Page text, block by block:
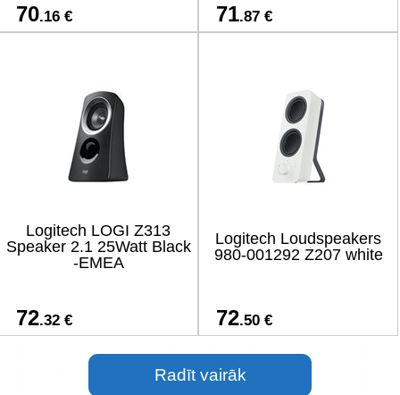
70.16 € 71.87 €
Logitech LOGI Z313
Speaker 2.1 25Watt Black
-EMEA
72.32 €
Logitech Loudspeakers
980-001292 Z207 white
72.50 €